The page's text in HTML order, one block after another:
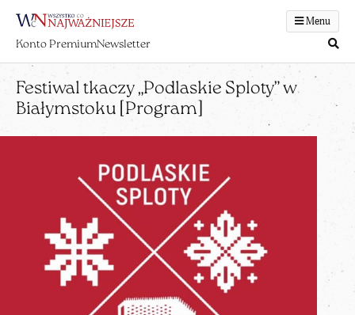
Menu
Konto PremiumNewsletter
Festiwal tkaczy „Podlaskie Sploty” w
Białymstoku [Program]